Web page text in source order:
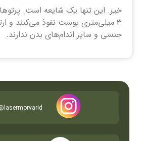
خیر. این تنها یک شایعه است.
3 میلی‌متری پوست نفوذ می‌کنند و
جنسی و سایر اندام‌های بدن ندارند.
lasermorvarid@